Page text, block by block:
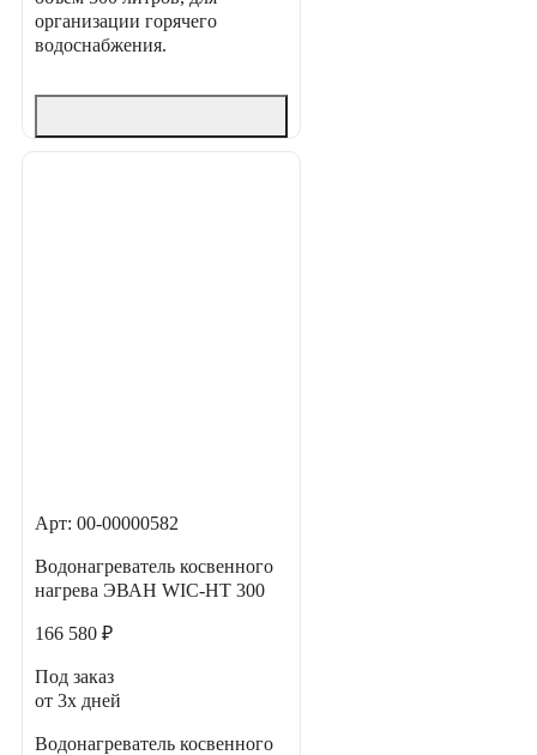
организации горячего
водоснабжения.
Арт: 00-00000582
Водонагреватель косвенного
нагрева ЭВАН WIC-HT 300
166 580 ₽
Под заказ
от 3х дней
Водонагреватель косвенного